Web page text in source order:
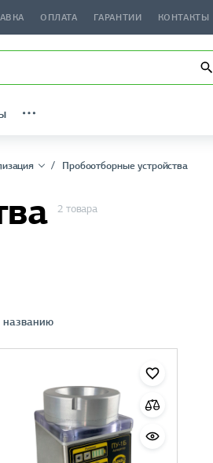
ОПЛАТА ГАРАНТИИ КОНТАКТЫ
Пробоотборные устройства
2 товара
названию